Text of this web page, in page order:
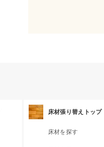
床材張り替えトップ
床材を探す